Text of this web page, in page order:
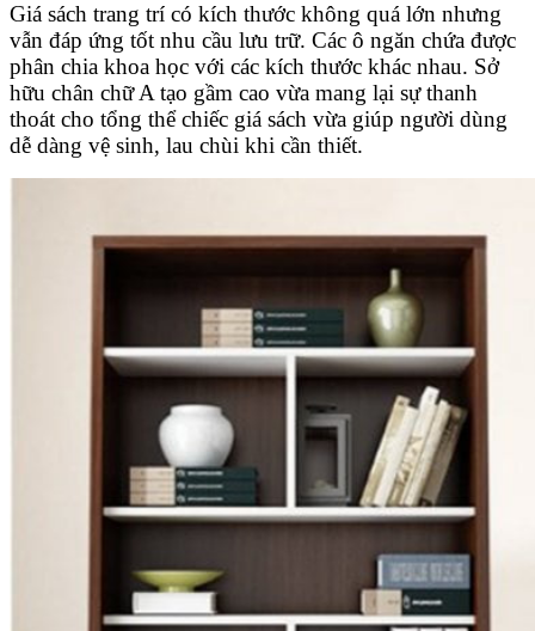
Giá sách trang trí có kích thước không quá lớn nhưng
vẫn đáp ứng tốt nhu cầu lưu trữ. Các ô ngăn chứa được
phân chia khoa học với các kích thước khác nhau. Sở
hữu chân chữ A tạo gầm cao vừa mang lại sự thanh
thoát cho tổng thể chiếc giá sách vừa giúp người dùng
dễ dàng vệ sinh, lau chùi khi cần thiết.